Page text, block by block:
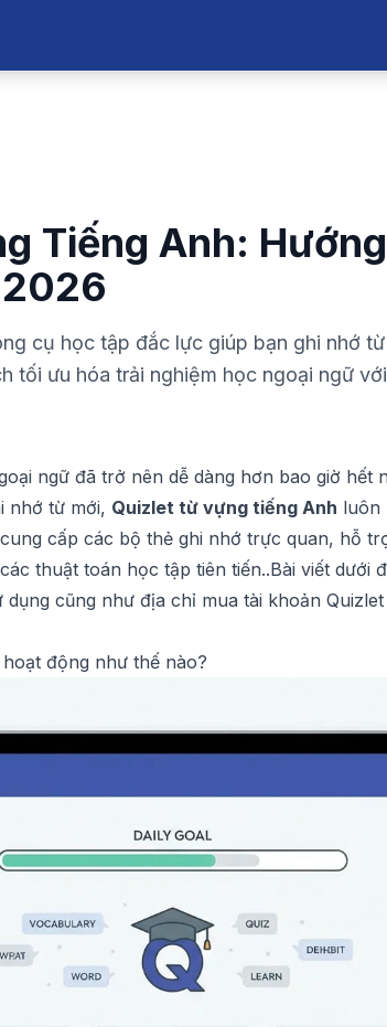
Tiếng Anh:
2026
cụ học tập đắc lực giúp bạn ghi nhớ
tối ưu hóa trải nghiệm học ngoại ngữ
ngữ đã trở nên dễ dàng hơn bao giờ hết
nhớ từ mới, Quizlet từ vựng tiếng Anh luôn
cấp các bộ thẻ ghi nhớ trực quan, hỗ
thuật toán học tập tiên tiến..Bài viết dưới
dụng cũng như địa chỉ mua tài khoản
động như thế nào?